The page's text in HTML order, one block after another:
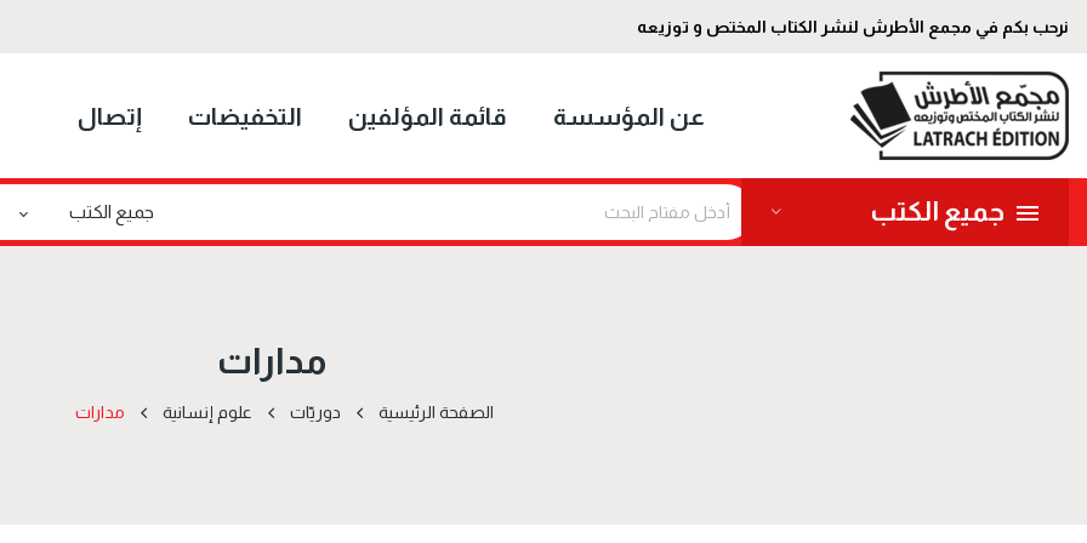
نرحب بكم في مجمع الأطرش لنشر الكتاب المختص و توزيعه
عن المؤسسة قائمة المؤلفين التخفيضات إتصال
جميع الكتب
مدارات
الصفحة الرئيسية دوریّات علوم إنسانية مدارات